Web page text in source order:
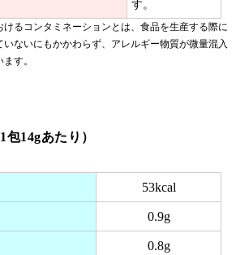
す。
るコンタミネーションとは、食品を生産する際に
いないにもかかわらず、アレルギー物質が微量混入
す。
14gあたり）
53kcal
0.9g
0.8g